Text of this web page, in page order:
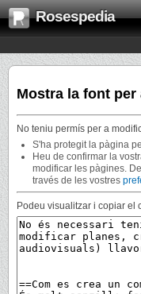
Rosespedia
Mostra la font per
No teniu permís per a
S'ha protegit la pàgina
Heu de confirmar la
modificar les pàgines.
través de les vostres
Podeu visualitzar i copiar el